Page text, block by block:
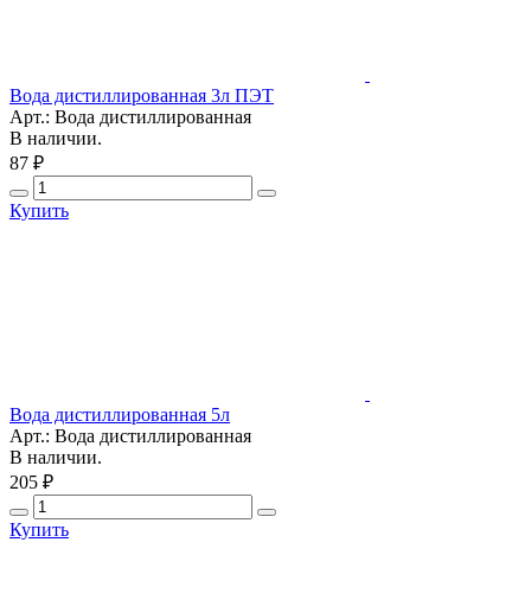
Вода дистиллированная 3л ПЭТ
Арт.: Вода дистиллированная
В наличии.
87 ₽
Купить
Вода дистиллированная 5л
Арт.: Вода дистиллированная
В наличии.
205 ₽
Купить